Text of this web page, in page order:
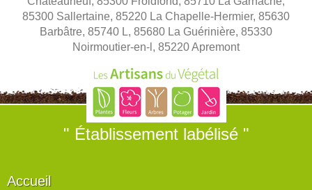
85300 Sallertaine, 85220 La Chapelle-Hermier, 85630
Barbâtre, 85740 L, 85680 La Guérinière, 85330
Noirmoutier-en-l, 85220 Apremont
" Établissement labélisé "
Accueil